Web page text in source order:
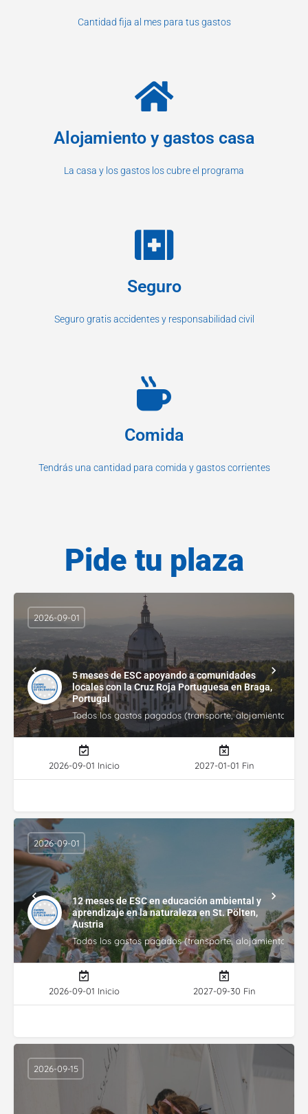
Cantidad fija al mes para tus gastos
Alojamiento y gastos casa
La casa y los gastos los cubre el programa
Seguro
Seguro gratis accidentes y responsabilidad civil
Comida
Tendrás una cantidad para comida y gastos corrientes
Pide tu plaza
5 meses de ESC apoyando a comunidades
locales con la Cruz Roja Portuguesa en Braga,
Portugal
Todos los gastos pagados (transporte, alojamiento,
2026-09-01
2026-09-01 Inicio 2027-01-01 Fin
12 meses de ESC en educación ambiental y
aprendizaje en la naturaleza en St. Pölten,
Austria
Todos los gastos pagados (transporte, alojamiento,
2026-09-01
2026-09-01 Inicio 2027-09-30 Fin
2026-09-15